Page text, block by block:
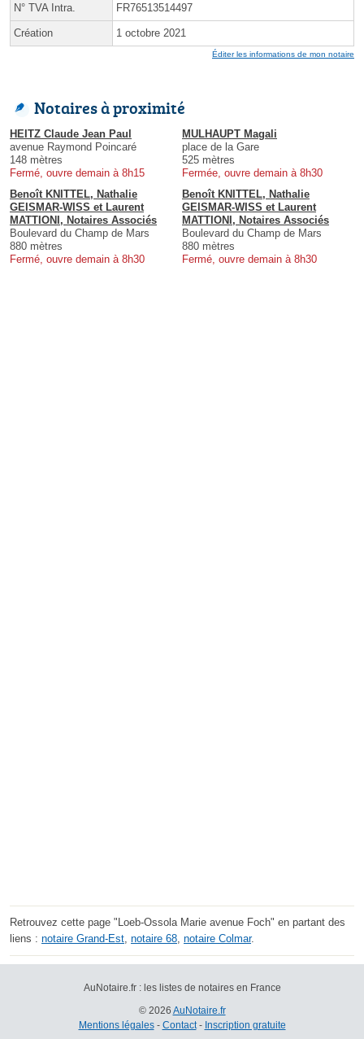
N° TVA Intra. FR76513514497
Création 1 octobre 2021
Éditer les informations de mon notaire
Notaires à proximité
HEITZ Claude Jean Paul
avenue Raymond Poincaré
148 mètres
Fermé, ouvre demain à 8h15
MULHAUPT Magali
place de la Gare
525 mètres
Fermée, ouvre demain à 8h30
Benoît KNITTEL, Nathalie
GEISMAR-WISS et Laurent
MATTIONI, Notaires Associés
Boulevard du Champ de Mars
880 mètres
Fermé, ouvre demain à 8h30
Benoît KNITTEL, Nathalie
GEISMAR-WISS et Laurent
MATTIONI, Notaires Associés
Boulevard du Champ de Mars
880 mètres
Fermé, ouvre demain à 8h30
Retrouvez cette page "Loeb-Ossola Marie avenue Foch" en partant des
liens : notaire Grand-Est notaire 68 notaire Colmar.
AuNotaire.fr : les listes de notaires en France
© 2026 AuNotaire.fr
Mentions légales- Contact- Inscription gratuite